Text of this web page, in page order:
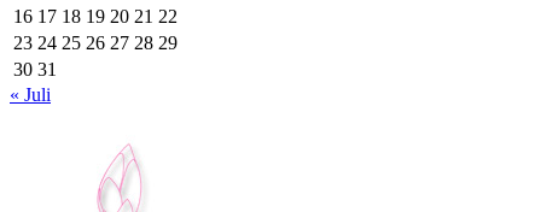
16 17 18 19 20 21 22
23 24 25 26 27 28 29
30 31
« Juli